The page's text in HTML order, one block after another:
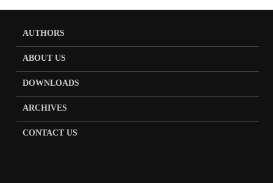
AUTHORS
ABOUT US
DOWNLOADS
ARCHIVES
CONTACT US